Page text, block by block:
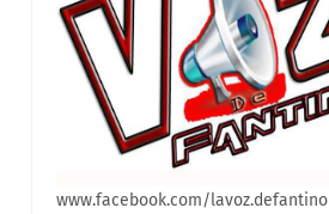
www.facebook.com/lavoz.defantino